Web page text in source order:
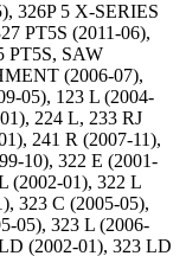
326P 5 X-SERIES
PT5S (2011-06),
PT5S, SAW
(2006-07),
05), 123 L (2004-
224 L, 233 RJ
241 R (2007-11),
10), 322 E (2001-
(2002-01), 322 L
323 C (2005-05),
05), 323 L (2006-
(2002-01), 323 LD